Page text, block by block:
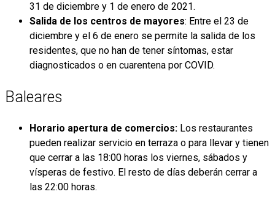
31 de diciembre y 1 de enero de 2021.
Salida de los centros de mayores: Entre el 23 de
diciembre y el 6 de enero se permite la salida de los
residentes, que no han de tener síntomas, estar
diagnosticados o en cuarentena por COVID.
Baleares
Horario apertura de comercios: Los restaurantes
pueden realizar servicio en terraza o para llevar y tienen
que cerrar a las 18:00 horas los viernes, sábados y
vísperas de festivo. El resto de días deberán cerrar a
las 22:00 horas.